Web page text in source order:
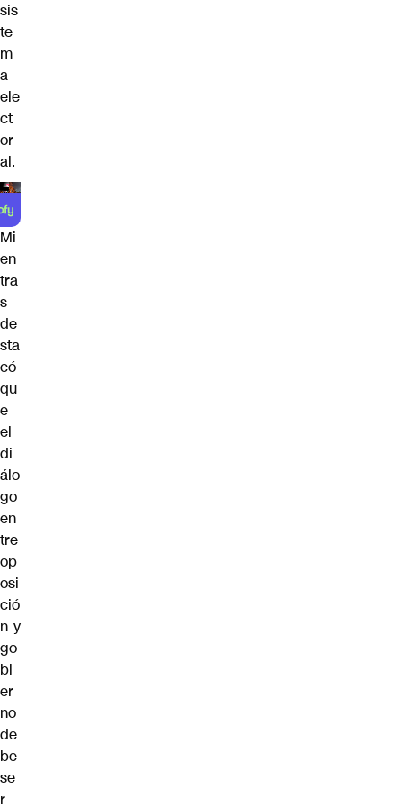
sis
te
m
a
ele
ct
or
al.
Mi
en
tra
s
de
sta
có
qu
e
el
di
álo
go
en
tre
op
osi
ció
n y
go
bi
er
no
de
be
se
r